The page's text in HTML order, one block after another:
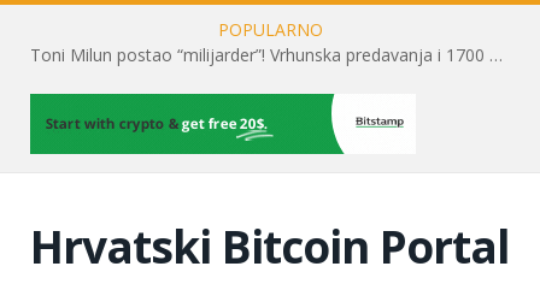
POPULARNO
Toni Milun postao “milijarder”! Vrhunska predavanja i 1700 posjetitelja obilježili su mjesec financijske pismenosti
Hrvatski Bitcoin Portal